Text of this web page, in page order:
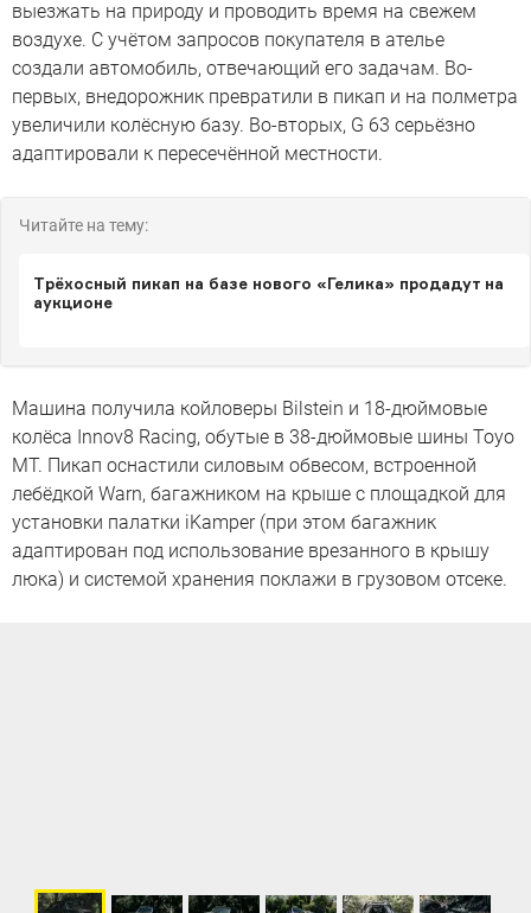
выезжать на природу и проводить время на свежем
воздухе. С учётом запросов покупателя в ателье
создали автомобиль, отвечающий его задачам. Во-
первых, внедорожник превратили в пикап и на полметра
увеличили колёсную базу. Во-вторых, G 63 серьёзно
адаптировали к пересечённой местности.
Читайте на тему:
Трёхосный пикап на базе нового «Гелика» продадут на
аукционе
Машина получила койловеры Bilstein и 18-дюймовые
колёса Innov8 Racing, обутые в 38-дюймовые шины Toyo
MT. Пикап оснастили силовым обвесом, встроенной
лебёдкой Warn, багажником на крыше с площадкой для
установки палатки iKamper (при этом багажник
адаптирован под использование врезанного в крышу
люка) и системой хранения поклажи в грузовом отсеке.